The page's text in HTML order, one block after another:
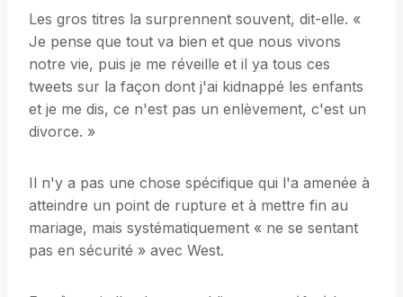
Les gros titres la surprennent souvent, dit-elle. «
Je pense que tout va bien et que nous vivons
notre vie, puis je me réveille et il ya tous ces
tweets sur la façon dont j'ai kidnappé les enfants
et je me dis, ce n'est pas un enlèvement, c'est un
divorce. »
Il n'y a pas une chose spécifique qui l'a amenée à
atteindre un point de rupture et à mettre fin au
mariage, mais systématiquement « ne se sentant
pas en sécurité » avec West.